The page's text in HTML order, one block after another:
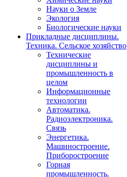
Науки о Земле
Экология
Биологические науки
Прикладные дисциплины.
Техника. Сельское хозяйство
Технические
дисциплины и
промышленность в
целом
Информационные
технологии
Автоматика.
Радиоэлектроника.
Связь
Энергетика.
Машиностроение.
Приборостроение
Горная
промышленность.